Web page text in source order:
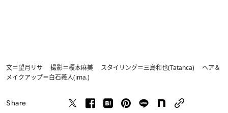
文＝望月リサ 撮影＝榎本麻美 スタイリング＝三島和也(Tatanca) ヘア＆
メイクアップ＝白石義人(ima.)
Share